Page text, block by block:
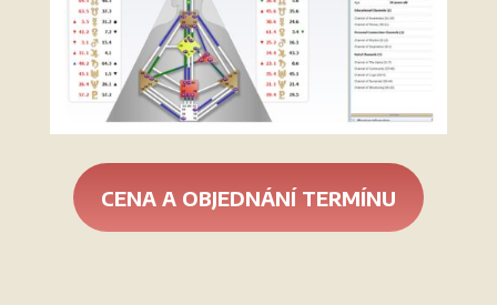
CENA A OBJEDNÁNÍ TERMÍNU